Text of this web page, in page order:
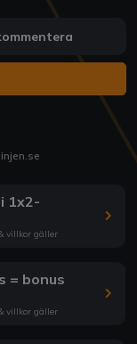
1x2-
villkor gäller
= bonus
villkor gäller